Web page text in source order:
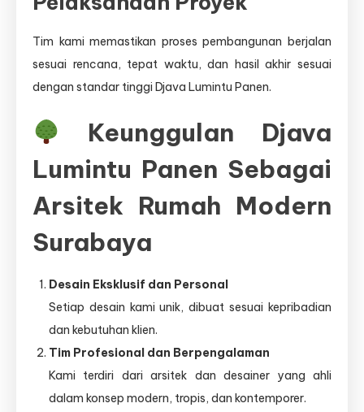
Tim kami memastikan proses pembangunan berjalan
sesuai rencana, tepat waktu, dan hasil akhir sesuai
dengan standar tinggi Djava Lumintu Panen.
Keunggulan Djava
Lumintu Panen Sebagai
Arsitek Rumah Modern
Surabaya
Desain Eksklusif dan Personal
Setiap desain kami unik, dibuat sesuai kepribadian
dan kebutuhan klien.
Tim Profesional dan Berpengalaman
Kami terdiri dari arsitek dan desainer yang ahli
dalam konsep modern, tropis, dan kontemporer.